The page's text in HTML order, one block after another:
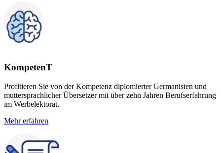
KompetenT
Profitieren Sie von der Kompetenz diplomierter Germanisten und
muttersprachlicher Übersetzer mit über zehn Jahren Berufserfahrung
im Werbelektorat.
Mehr erfahren